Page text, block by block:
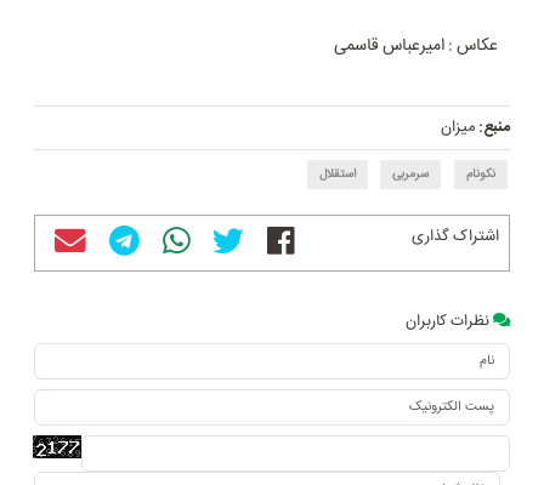
عکاس : امیرعباس قاسمی
منبع:میزان
نکونام سرمربی استقلال
اشتراک گذاری
نظرات کاربران